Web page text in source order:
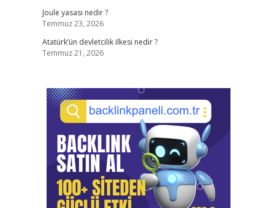
Joule yasası nedir ?
Temmuz 23, 2026
Atatürk’ün devletcilik ilkesi nedir ?
Temmuz 21, 2026